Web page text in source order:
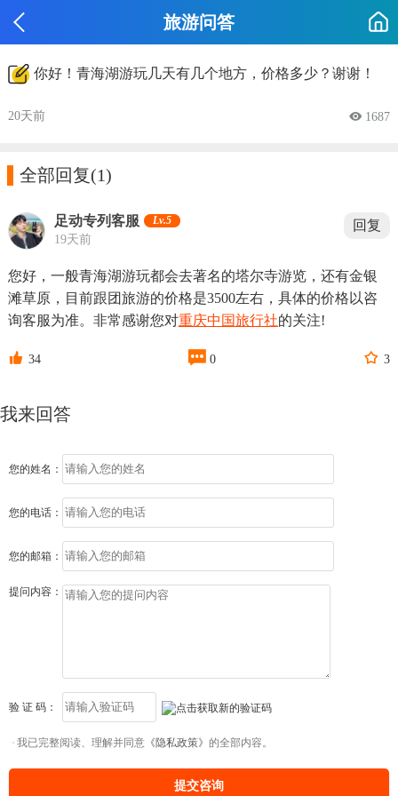
旅游问答
你好！青海湖游玩几天有几个地方，价格多少？谢谢！
20天前  1687
全部回复(1)
足动专列客服 Lv.5
19天前
回复
您好，一般青海湖游玩都会去著名的塔尔寺游览，还有金银
滩草原，目前跟团旅游的价格是3500左右，具体的价格以咨
询客服为准。非常感谢您对重庆中国旅行社的关注!
 34  0  3
我来回答
您的姓名：
您的电话：
您的邮箱：
提问内容：
验 证 码：
我已完整阅读、理解并同意 《隐私政策》 的全部内容。
提交咨询